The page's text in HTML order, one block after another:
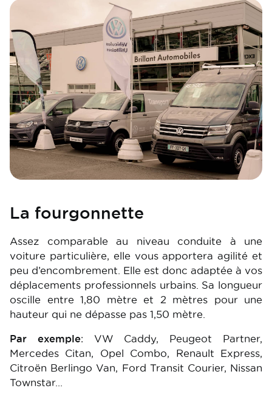
Image
La fourgonnette
Assez comparable au niveau conduite à une
voiture particulière, elle vous apportera agilité et
peu d’encombrement. Elle est donc adaptée à vos
déplacements professionnels urbains. Sa longueur
oscille entre 1,80 mètre et 2 mètres pour une
hauteur qui ne dépasse pas 1,50 mètre.
Par exemple: VW Caddy, Peugeot Partner,
Mercedes Citan, Opel Combo, Renault Express,
Citroën Berlingo Van, Ford Transit Courier, Nissan
Townstar…